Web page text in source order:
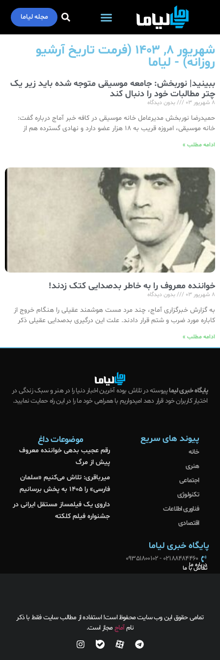
مجله لیاما
شهریور ۸, ۱۴۰۳ (فرمت تاریخ آرشیو
روزانه) - لیاما
ببینید| نوربخش: جامعه موسیقی متوجه شده باید زیر یک
چتر مطالبات خود را دنبال کند
۸ شهریور ۰۳ بدون دیدگاه
حمیدرضا نوربخش مدیرعامل خانه موسیقی در کافه خبر آماج درباره گفت:
خانه موسیقی، امروزه قریب به ۱۸ هزار عضو دارد و نهادی گسترده هم از
ادامه مطلب »
خواننده معروف را به خاطر بدصدایی کتک زدند!
۸ شهریور ۰۳ بدون دیدگاه
به گزارش خبرگزاری آماج، چند مرد مست هوشمند عقیلی را هنگام خروج از
کاباره مورد ضرب و شتم قرار دادند. علت این درگیری بدصدایی عقیلی ذکر
ادامه مطلب »
پایگاه خبری لیماپیوسته در تلاش بوده آخرین اخبار دنیا را در هنر و سبک زندگی در
اختیار کاربران خود قرار دهد امیدواریم با همراهی خود ما را در این راه حمایت نمایید.
پیوند های سریع
خانه
هنری
اجتماعی
تکنولوژی
فناوری اطلاعات
اقتصادی
موضوعات داغ
رقم عجیب بدهی خواننده معروف
پیش از مرگ
میرباقری: تلاش می‌کنیم «سلمان
فارسی» را ۱۴۰۵ به پخش برسانیم
داروی یک فیلمساز مستقل ایرانی در
جشنواره فیلم کلکته
پایگاه خبری لیاما
02188484460 - 09351800102
درباره ما
تماس با ما
تمامی حقوق این وب سایت محفوظ است! استفاده از مطالب سایت فقط با ذکر
نامآماجمجاز است.